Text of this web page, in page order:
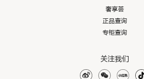
奢享荟
正品查询
专柜查询
关注我们